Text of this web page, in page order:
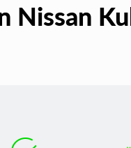
Nissan